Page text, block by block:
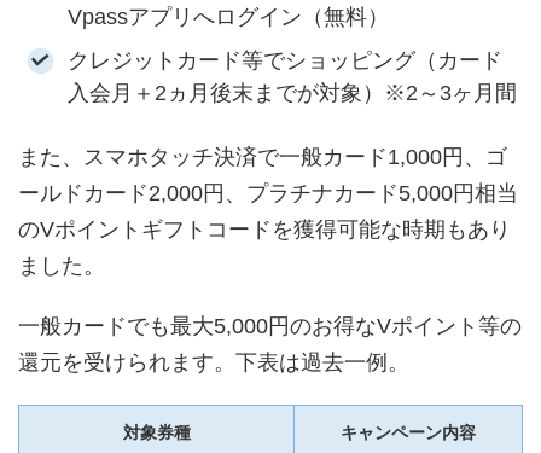
Vpassアプリへログイン（無料）
クレジットカード等でショッピング（カード
入会月＋2ヵ月後末までが対象）※2～3ヶ月間
また、スマホタッチ決済で一般カード1,000円、ゴ
ールドカード2,000円、プラチナカード5,000円相当
のVポイントギフトコードを獲得可能な時期もあり
ました。
一般カードでも最大5,000円のお得なVポイント等の
還元を受けられます。下表は過去一例。
対象券種 キャンペーン内容